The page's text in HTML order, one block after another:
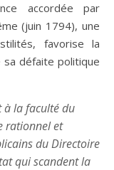
accordée par
(juin 1794), une
favorise la
sa défaite politique
à la faculté du
rationnel et
du Directoire
qui scandent la